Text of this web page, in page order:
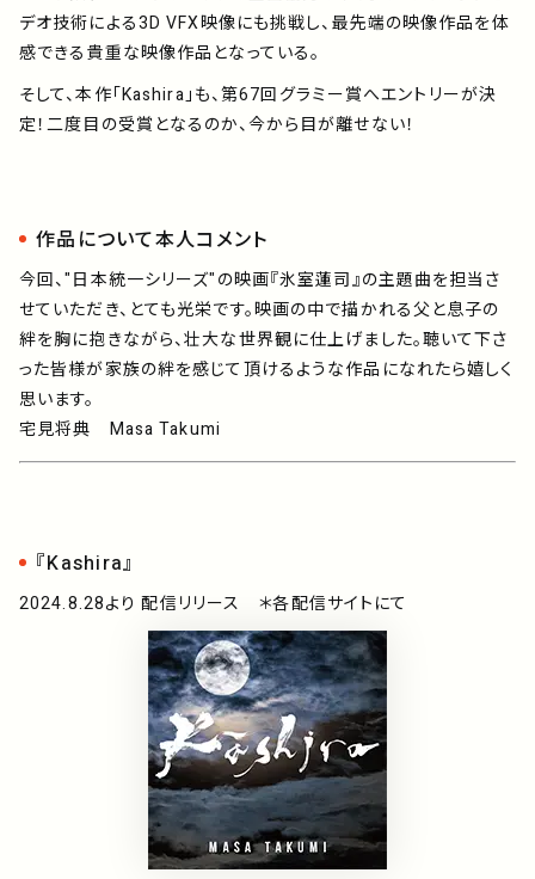
デオ技術による3D VFX映像にも挑戦し、最先端の映像作品を体
感できる貴重な映像作品となっている。
そして、本作「Kashira」も、第67回グラミー賞へエントリーが決
定！二度目の受賞となるのか、今から目が離せない！
作品について本人コメント
今回、"日本統一シリーズ"の映画『氷室蓮司』の主題曲を担当さ
せていただき、とても光栄です。映画の中で描かれる父と息子の
絆を胸に抱きながら、壮大な世界観に仕上げました。聴いて下さ
った皆様が家族の絆を感じて頂けるような作品になれたら嬉しく
思います。
宅見将典 Masa Takumi
『Kashira』
2024.8.28より 配信リリース ＊各配信サイトにて